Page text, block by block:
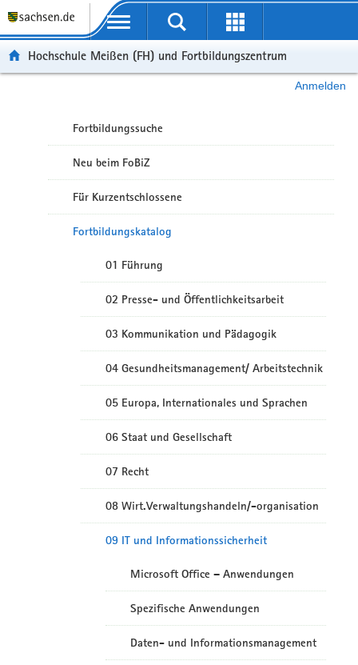
Portalübergreifende Navigation
Hochschule Meißen (FH) und Fortbildungszentrum
Anmelden
Fortbildungssuche
Neu beim FoBiZ
Für Kurzentschlossene
Fortbildungskatalog
01 Führung
02 Presse- und Öffentlichkeitsarbeit
03 Kommunikation und Pädagogik
04 Gesundheitsmanagement/ Arbeitstechnik
05 Europa, Internationales und Sprachen
06 Staat und Gesellschaft
07 Recht
08 Wirt.Verwaltungshandeln/-organisation
09 IT und Informationssicherheit
Microsoft Office – Anwendungen
Spezifische Anwendungen
Daten- und Informationsmanagement